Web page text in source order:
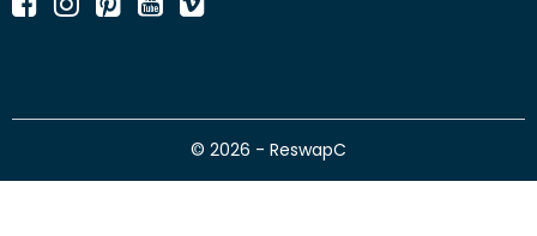
© 2026 - ReswapC